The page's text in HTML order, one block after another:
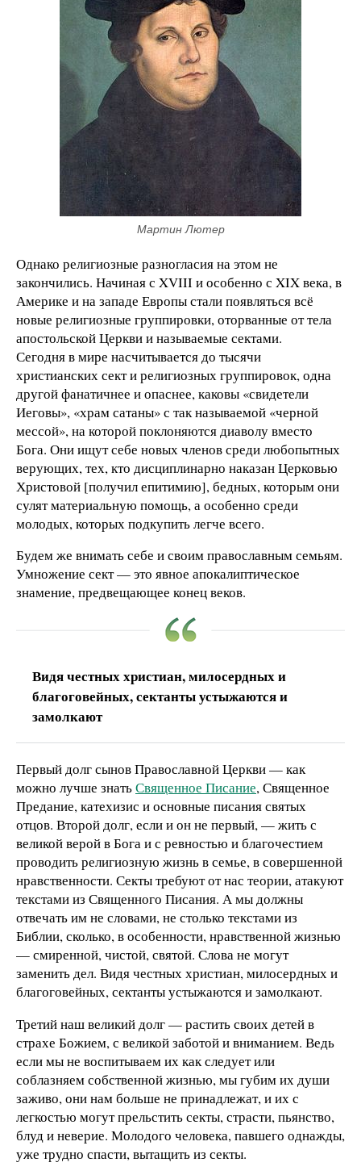
Мартин Лютер
Однако религиозные разногласия на этом не
закончились. Начиная с XVIII и особенно с XIX века, в
Америке и на западе Европы стали появляться всё
новые религиозные группировки, оторванные от тела
апостольской Церкви и называемые сектами.
Сегодня в мире насчитывается до тысячи
христианских сект и религиозных группировок, одна
другой фанатичнее и опаснее, каковы «свидетели
Иеговы», «храм сатаны» с так называемой «черной
мессой», на которой поклоняются диаволу вместо
Бога. Они ищут себе новых членов среди любопытных
верующих, тех, кто дисциплинарно наказан Церковью
Христовой [получил епитимию], бедных, которым они
сулят материальную помощь, а особенно среди
молодых, которых подкупить легче всего.
Будем же внимать себе и своим православным семьям.
Умножение сект — это явное апокалиптическое
знамение, предвещающее конец веков.
Видя честных христиан, милосердных и
благоговейных, сектанты устыжаются и
замолкают
Первый долг сынов Православной Церкви — как
можно лучше знатьСвященное Писание, Священное
Предание, катехизис и основные писания святых
отцов. Второй долг, если и он не первый, — жить с
великой верой в Бога и с ревностью и благочестием
проводить религиозную жизнь в семье, в совершенной
нравственности. Секты требуют от нас теории, атакуют
текстами из Священного Писания. А мы должны
отвечать им не словами, не столько текстами из
Библии, сколько, в особенности, нравственной жизнью
— смиренной, чистой, святой. Слова не могут
заменить дел. Видя честных христиан, милосердных и
благоговейных, сектанты устыжаются и замолкают.
Третий наш великий долг — растить своих детей в
страхе Божием, с великой заботой и вниманием. Ведь
если мы не воспитываем их как следует или
соблазняем собственной жизнью, мы губим их души
заживо, они нам больше не принадлежат, и их с
легкостью могут прельстить секты, страсти, пьянство,
блуд и неверие. Молодого человека, павшего однажды,
уже трудно спасти, вытащить из секты.